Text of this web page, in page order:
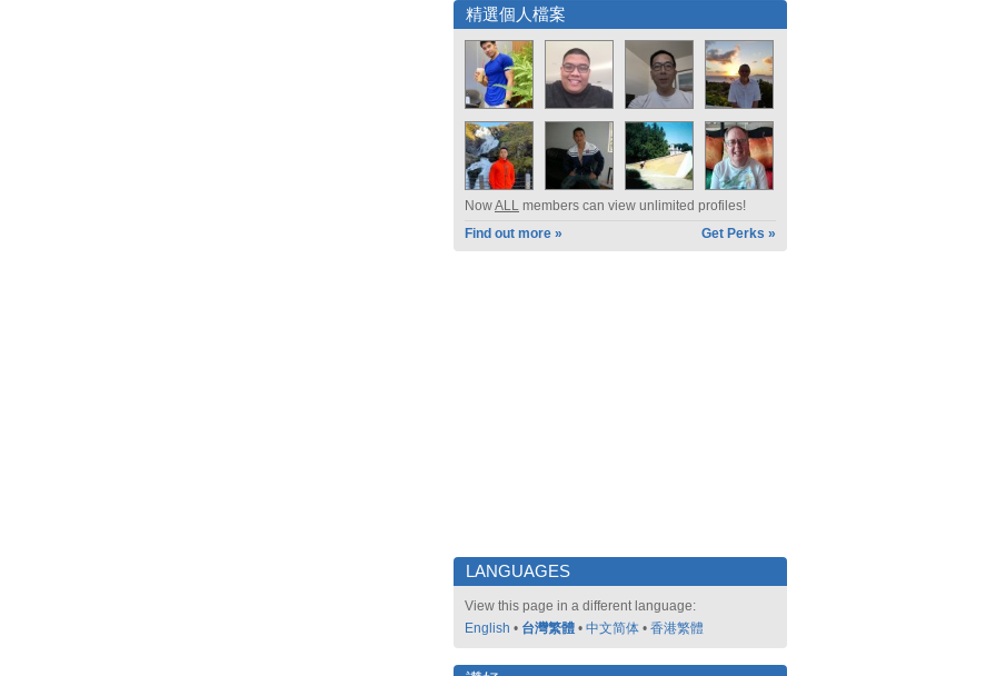
精選個人檔案
NowALL members can view unlimited profiles!
Find out more »
Get Perks »
LANGUAGES
View this page in a different language:
English • 台灣繁體 • 中文简体 • 香港繁體